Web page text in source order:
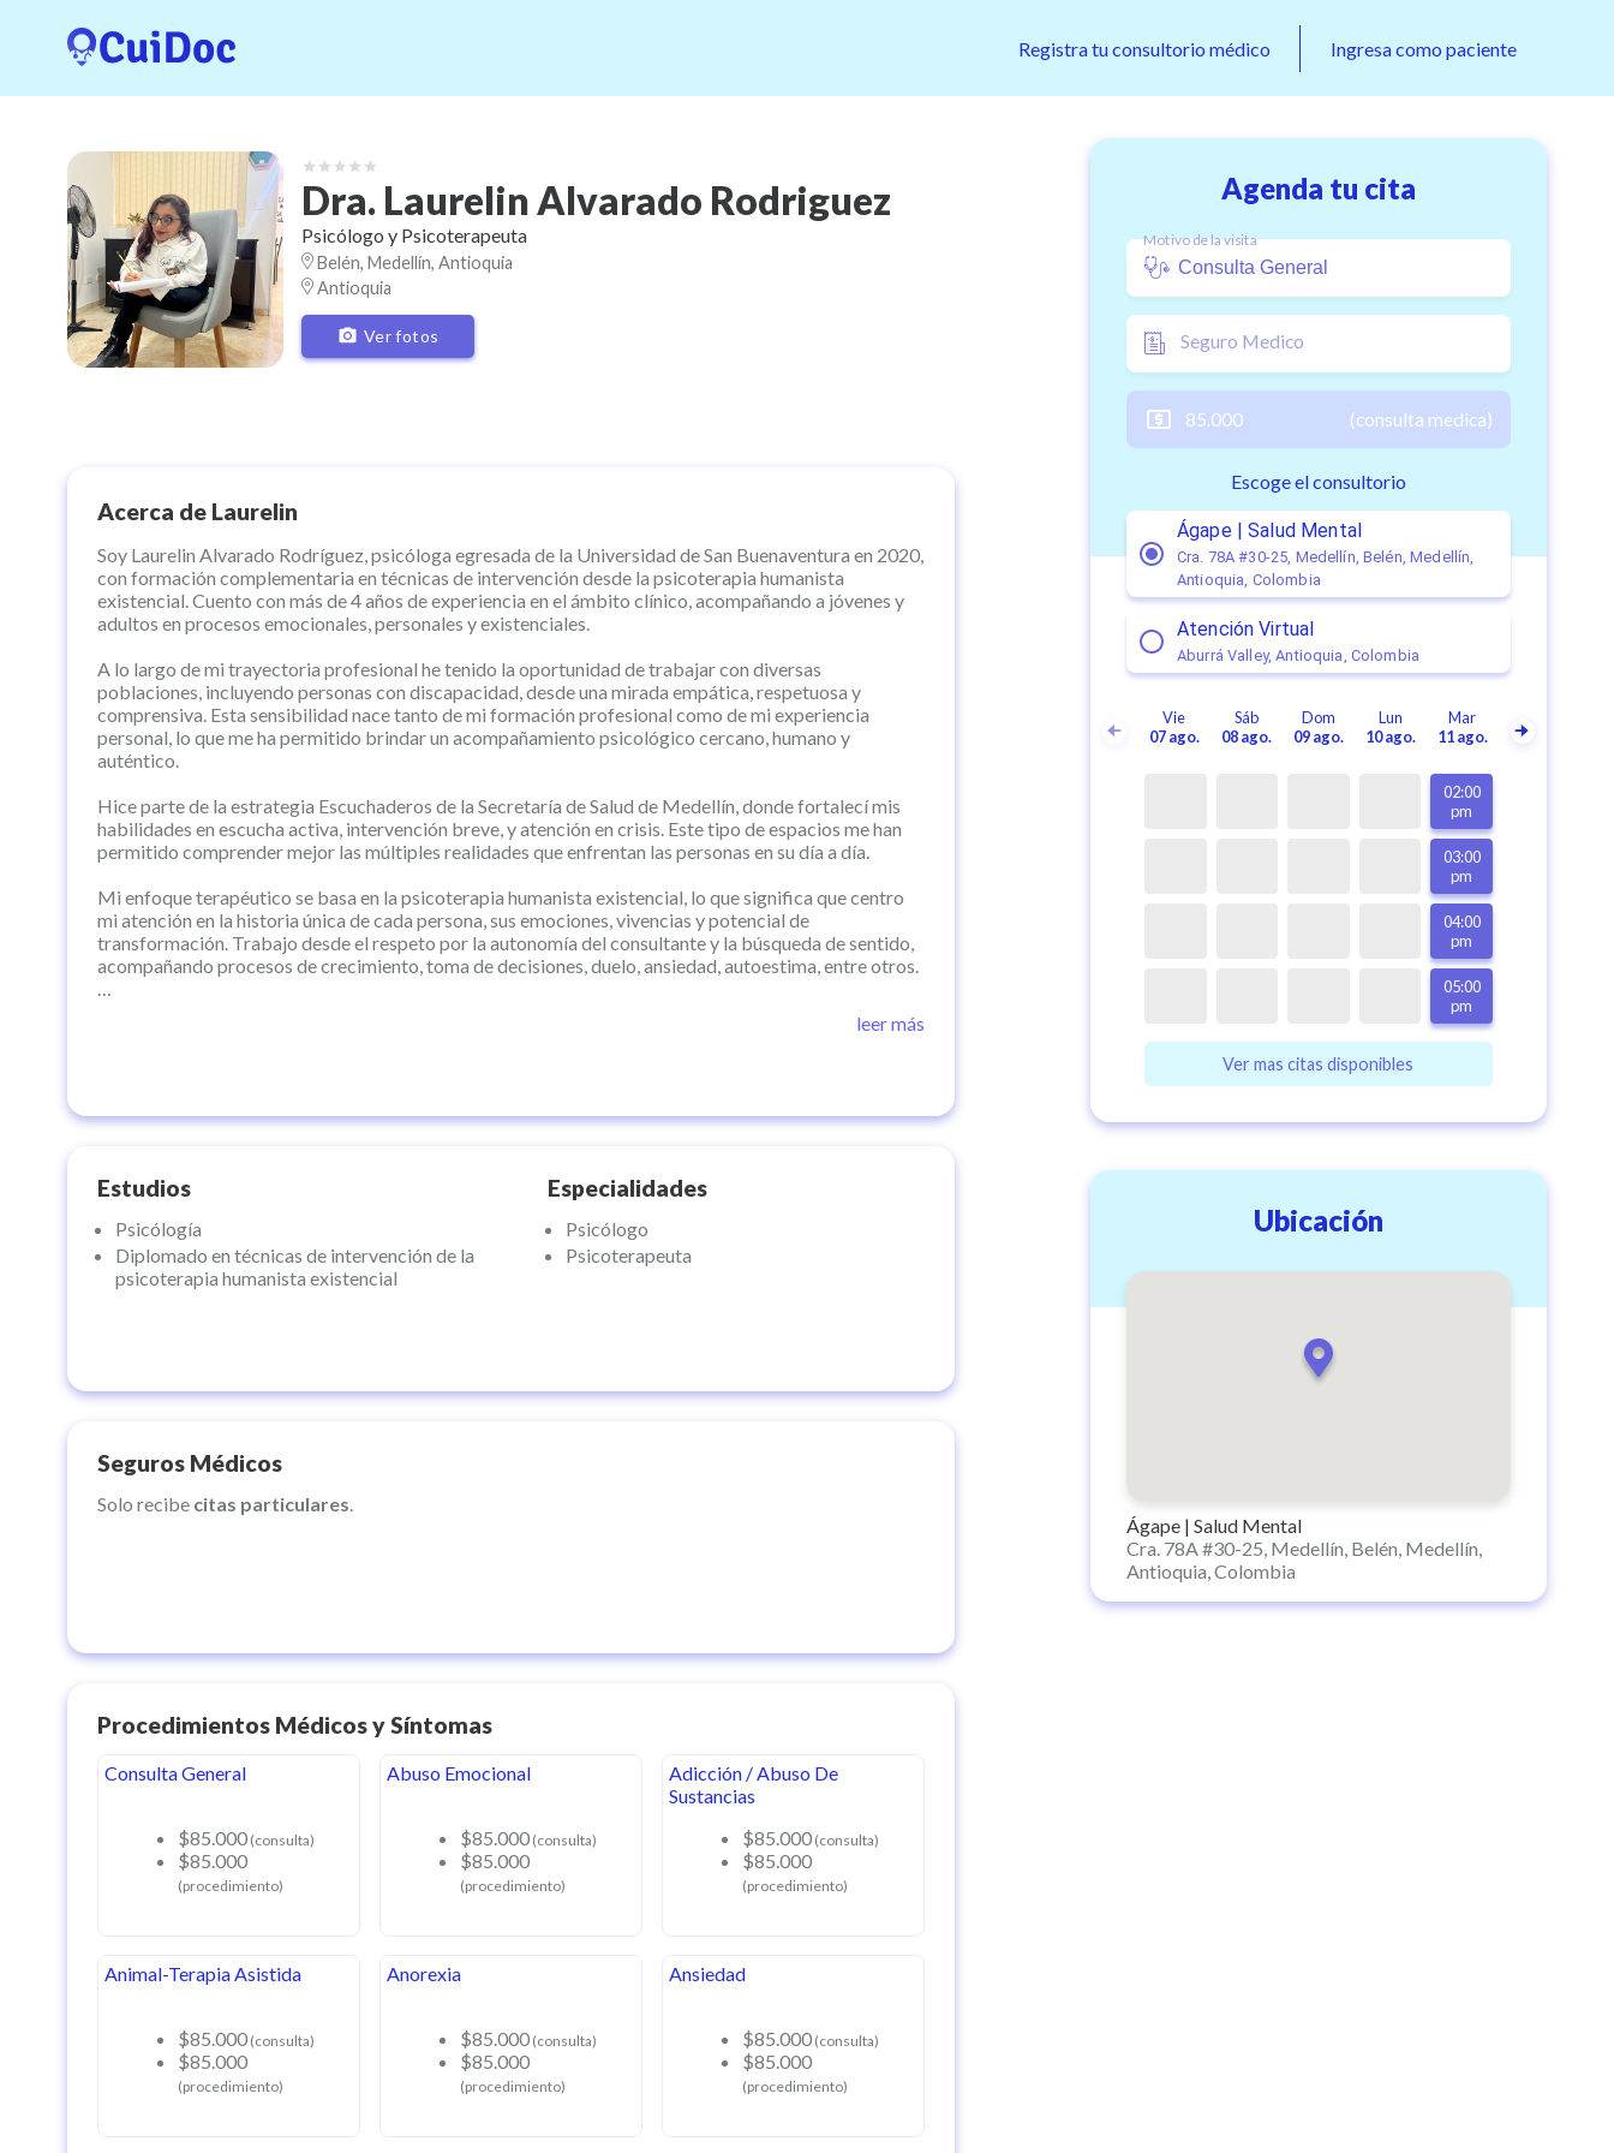
Registra tu consultorio médico Ingresa como paciente
Dra. LaurelinAlvarado Rodriguez
Psicólogo y Psicoterapeuta
Belén, Medellín, Antioquia
Antioquia
Ver fotos
Acerca de Laurelin
Soy Laurelin Alvarado Rodríguez, psicóloga egresada de la Universidad de San Buenaventura en 2020,
con formación complementaria en técnicas de intervención desde la psicoterapia humanista
existencial. Cuento con más de 4 años de experiencia en el ámbito clínico, acompañando a jóvenes y
adultos en procesos emocionales, personales y existenciales.
A lo largo de mi trayectoria profesional he tenido la oportunidad de trabajar con diversas
poblaciones, incluyendo personas con discapacidad, desde una mirada empática, respetuosa y
comprensiva. Esta sensibilidad nace tanto de mi formación profesional como de mi experiencia
personal, lo que me ha permitido brindar un acompañamiento psicológico cercano, humano y
auténtico.
Hice parte de la estrategia Escuchaderos de la Secretaría de Salud de Medellín, donde fortalecí mis
habilidades en escucha activa, intervención breve, y atención en crisis. Este tipo de espacios me han
permitido comprender mejor las múltiples realidades que enfrentan las personas en su día a día.
Mi enfoque terapéutico se basa en la psicoterapia humanista existencial, lo que significa que centro
mi atención en la historia única de cada persona, sus emociones, vivencias y potencial de
transformación. Trabajo desde el respeto por la autonomía del consultante y la búsqueda de sentido,
acompañando procesos de crecimiento, toma de decisiones, duelo, ansiedad, autoestima, entre otros.
bienestar emocional es clave para una vida plena. Si estás buscando una psicóloga en Medellín que te
Agenda tu cita y empecemos este camino juntos.
leer más
Estudios
Psicólogía
Diplomado en técnicas de intervención de la
psicoterapia humanista existencial
Especialidades
Psicólogo
Psicoterapeuta
Seguros Médicos
Solo recibe citas particulares
Procedimientos Médicos y Síntomas
Consulta General
$85.000(consulta)
$85.000
(procedimiento)
Abuso Emocional
$85.000(consulta)
$85.000
(procedimiento)
Adicción / Abuso De
Sustancias
$85.000 (consulta)
$85.000
(procedimiento)
Animal-Terapia Asistida
$85.000(consulta)
$85.000
(procedimiento)
Anorexia
$85.000(consulta)
$85.000
(procedimiento)
Ansiedad
$85.000 (consulta)
$85.000
(procedimiento)
Agenda tu cita
Motivo de la visita
Seguro Medico
85.000 (consulta medica)
Escoge el consultorio
Ágape | Salud Mental
Cra. 78A #30-25, Medellín, Belén, Medellín,
Antioquia, Colombia
Atención Virtual
Aburrá Valley, Antioquia, Colombia
Vie
07 ago.
Sáb
08 ago.
Dom
09 ago.
Lun
10 ago.
Mar
11 ago.
02:00
pm
03:00
pm
04:00
pm
05:00
pm
Ver mas citas disponibles
Ubicación
Ágape | Salud Mental
Cra. 78A #30-25, Medellín, Belén, Medellín,
Antioquia, Colombia